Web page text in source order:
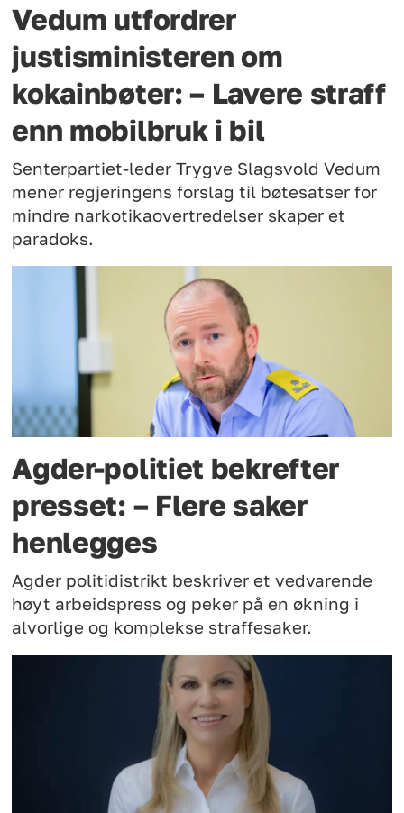
Vedum utfordrer
justisministeren om
kokainbøter: – Lavere straff
enn mobilbruk i bil
Senterpartiet-leder Trygve Slagsvold Vedum
mener regjeringens forslag til bøtesatser for
mindre narkotikaovertredelser skaper et
paradoks.
Agder-politiet bekrefter
presset: – Flere saker
henlegges
Agder politidistrikt beskriver et vedvarende
høyt arbeidspress og peker på en økning i
alvorlige og komplekse straffesaker.